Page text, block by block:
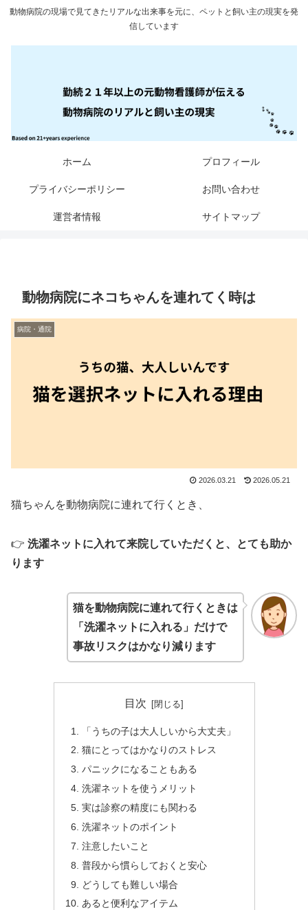
動物病院の現場で見てきたリアルな出来事を元に、ペットと飼い主の現実を発
信しています
ホーム プロフィール
プライバシーポリシー お問い合わせ
運営者情報 サイトマップ
動物病院にネコちゃんを連れてく時は
病院・通院
2026.03.21 2026.05.21
猫ちゃんを動物病院に連れて行くとき、
👉 洗濯ネットに入れて来院していただくと、とても助か
ります
猫を動物病院に連れて行くときは
「洗濯ネットに入れる」だけで
事故リスクはかなり減ります
目次
「うちの子は大人しいから大丈夫」
猫にとってはかなりのストレス
パニックになることもある
洗濯ネットを使うメリット
実は診察の精度にも関わる
洗濯ネットのポイント
注意したいこと
普段から慣らしておくと安心
どうしても難しい場合
あると便利なアイテム